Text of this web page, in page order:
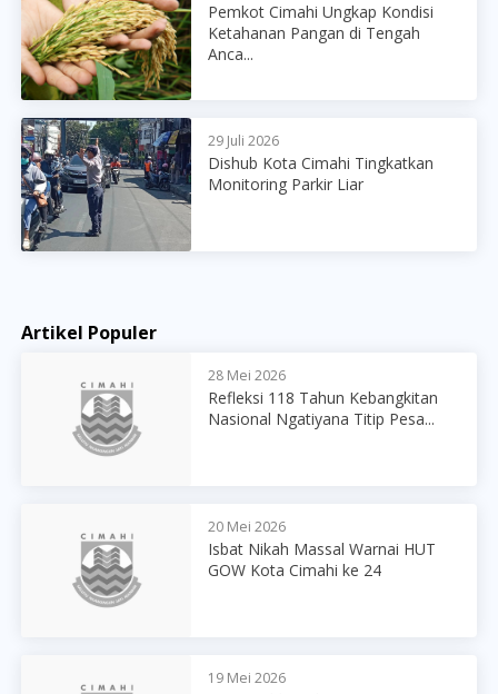
Pemkot Cimahi Ungkap Kondisi
Ketahanan Pangan di Tengah
Anca...
29 Juli 2026
Dishub Kota Cimahi Tingkatkan
Monitoring Parkir Liar
Artikel Populer
28 Mei 2026
Refleksi 118 Tahun Kebangkitan
Nasional Ngatiyana Titip Pesa...
20 Mei 2026
Isbat Nikah Massal Warnai HUT
GOW Kota Cimahi ke 24
19 Mei 2026